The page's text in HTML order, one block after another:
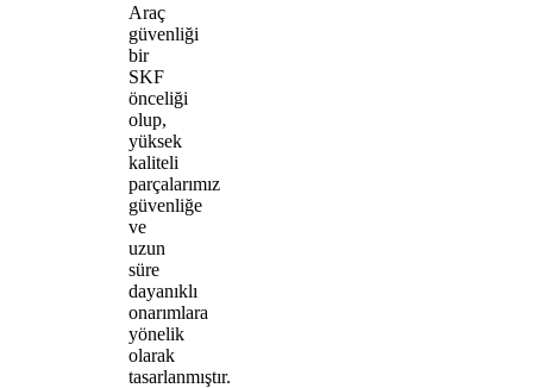
Araç
güvenliği
bir
SKF
önceliği
olup,
yüksek
kaliteli
parçalarımız
güvenliğe
ve
uzun
süre
dayanıklı
onarımlara
yönelik
olarak
tasarlanmıştır.